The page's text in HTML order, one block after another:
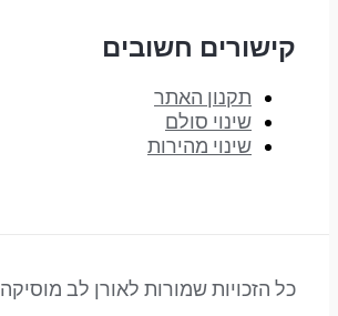
קישורים חשובים
תקנון האתר
שינוי סולם
שינוי מהירות
כל הזכויות שמורות לאורן לב מוסיקה